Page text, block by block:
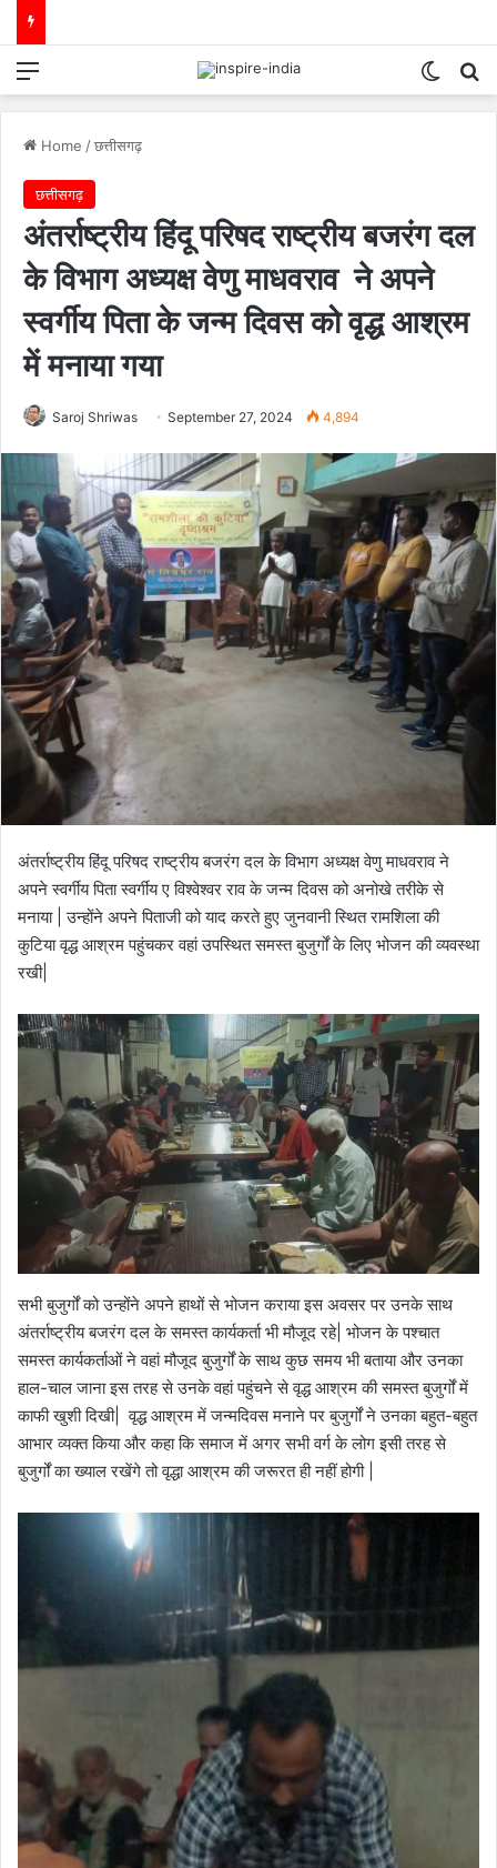
Menu
Home /छत्तीसगढ़
छत्तीसगढ़
अंतर्राष्ट्रीय हिंदू परिषद राष्ट्रीय बजरंग दल
के विभाग अध्यक्ष वेणु माधवराव ने अपने
स्वर्गीय पिता के जन्म दिवस को वृद्ध आश्रम
में मनाया गया
Saroj Shriwas September 27, 2024 4,894
अंतर्राष्ट्रीय हिंदू परिषद राष्ट्रीय बजरंग दल के विभाग अध्यक्ष वेणु माधवराव ने
अपने स्वर्गीय पिता स्वर्गीय ए विश्वेश्वर राव के जन्म दिवस को अनोखे तरीके से
मनाया | उन्होंने अपने पिताजी को याद करते हुए जुनवानी स्थित रामशिला की
कुटिया वृद्ध आश्रम पहुंचकर वहां उपस्थित समस्त बुजुर्गों के लिए भोजन की व्यवस्था
रखी|
सभी बुजुर्गों को उन्होंने अपने हाथों से भोजन कराया इस अवसर पर उनके साथ
अंतर्राष्ट्रीय बजरंग दल के समस्त कार्यकर्ता भी मौजूद रहे| भोजन के पश्चात
समस्त कार्यकर्ताओं ने वहां मौजूद बुजुर्गों के साथ कुछ समय भी बताया और उनका
हाल-चाल जाना इस तरह से उनके वहां पहुंचने से वृद्ध आश्रम की समस्त बुजुर्गों में
काफी खुशी दिखी| वृद्ध आश्रम में जन्मदिवस मनाने पर बुजुर्गों ने उनका बहुत-बहुत
आभार व्यक्त किया और कहा कि समाज में अगर सभी वर्ग के लोग इसी तरह से
बुजुर्गों का ख्याल रखेंगे तो वृद्धा आश्रम की जरूरत ही नहीं होगी |